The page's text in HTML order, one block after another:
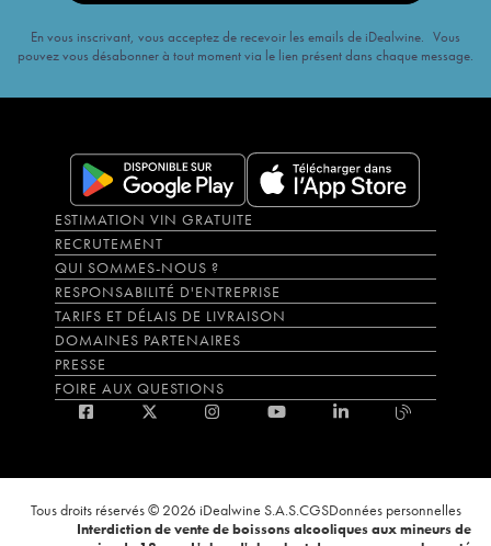
En vous inscrivant, vous acceptez de recevoir les emails de iDealwine. Vous
pouvez vous désabonner à tout moment via le lien présent dans chaque message.
ESTIMATION VIN GRATUITE
RECRUTEMENT
QUI SOMMES-NOUS ?
RESPONSABILITÉ D'ENTREPRISE
TARIFS ET DÉLAIS DE LIVRAISON
DOMAINES PARTENAIRES
PRESSE
FOIRE AUX QUESTIONS
Tous droits réservés © 2026 iDealwine S.A.S.CGSDonnées personnelles
Interdiction de vente de boissons alcooliques aux mineurs de